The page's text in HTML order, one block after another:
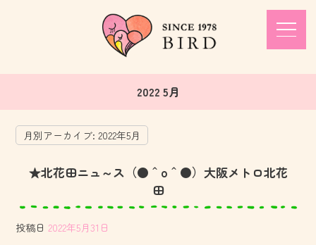
2022 5月
月別アーカイブ:2022年5月
★北花田ニュ～ス（●＾o＾●）大阪メトロ北花
田
投稿日 2022年5月31日